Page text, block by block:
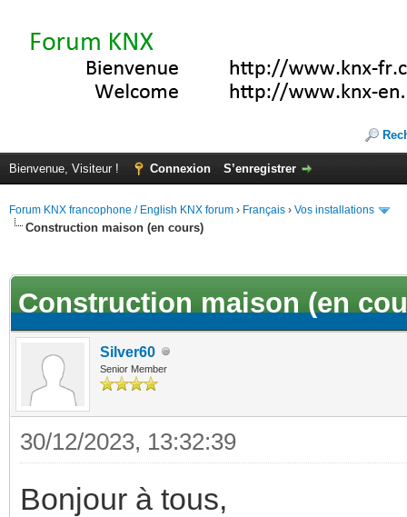
Bienvenue, Visiteur ! Connexion S’enregistrer
Forum KNX francophone / English KNX forum › Français › Vos installations
Construction maison (en cours)
Construction maison (en
Silver60
Senior Member
30/12/2023, 13:32:39
Bonjour à tous,